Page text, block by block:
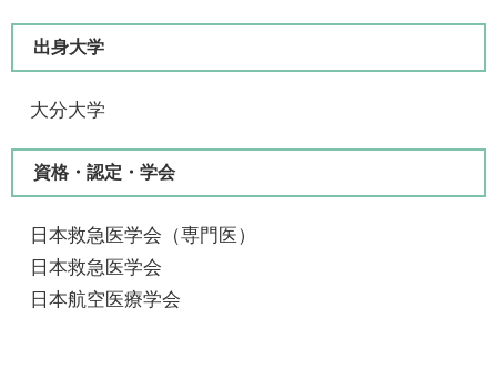
出身大学
大分大学
資格・認定・学会
日本救急医学会（専門医）
​ 日本救急医学会
日本航空医療学会